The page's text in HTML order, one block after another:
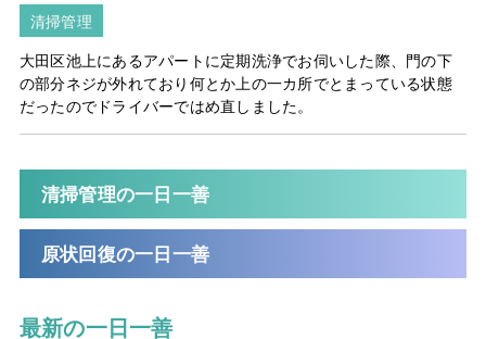
清掃管理の一日一善
原状回復の一日一善
最新の一日一善
清掃管理
大田区池上にあるアパートに定期洗浄でお伺いした際、門の下
の部分ネジが外れており何とか上の一カ所でとまっている状態
だったのでドライバーではめ直しました。